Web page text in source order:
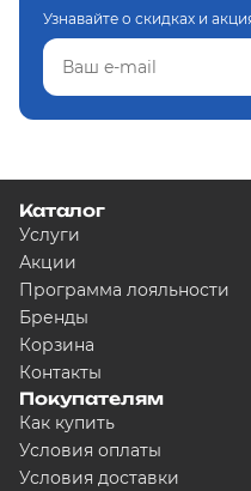
Узнавайте о скидках и
Каталог
Услуги
Акции
Программа лояльности
Бренды
Корзина
Контакты
Покупателям
Как купить
Условия оплаты
Условия доставки